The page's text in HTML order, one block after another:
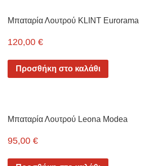
Μπαταρία Λουτρού KLINT Eurorama
120,00 €
Προσθήκη στο καλάθι
Μπαταρία Λουτρού Leona Modea
95,00 €